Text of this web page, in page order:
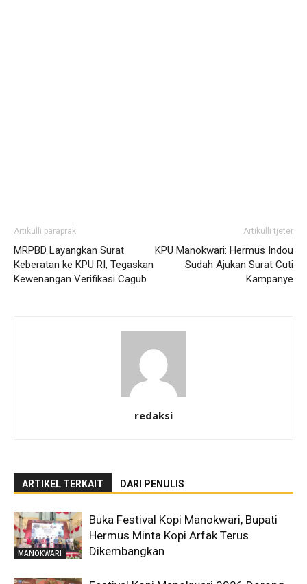
Artikulli paraprak
MRPBD Layangkan Surat
Keberatan ke KPU RI, Tegaskan
Kewenangan Verifikasi Cagub
Artikulli tjetër
KPU Manokwari: Hermus Indou
Sudah Ajukan Surat Cuti
Kampanye
redaksi
ARTIKEL TERKAIT DARI PENULIS
MANOKWARI
Buka Festival Kopi Manokwari, Bupati
Hermus Minta Kopi Arfak Terus
Dikembangkan